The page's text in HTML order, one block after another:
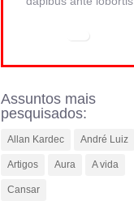
Assuntos mais
pesquisados:
Allan Kardec André Luiz
Artigos Aura A vida
Cansar